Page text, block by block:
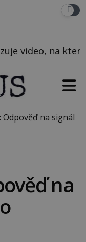
jeho vozem
na signál
na